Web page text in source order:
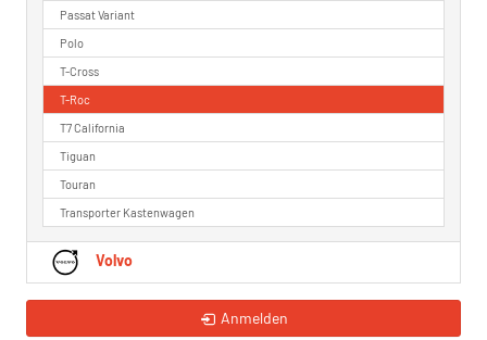
Passat Variant
Polo
T-Cross
T-Roc
T7 California
Tiguan
Touran
Transporter Kastenwagen
Volvo
Anmelden